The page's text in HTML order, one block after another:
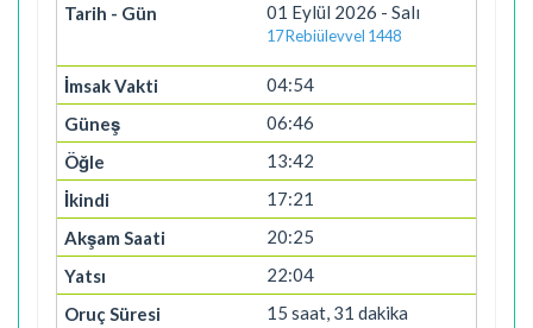
01 Eylül 2026 - Salı
17 Rebiülevvel 1448
04:54
06:46
13:42
17:21
20:25
22:04
15 saat, 31 dakika